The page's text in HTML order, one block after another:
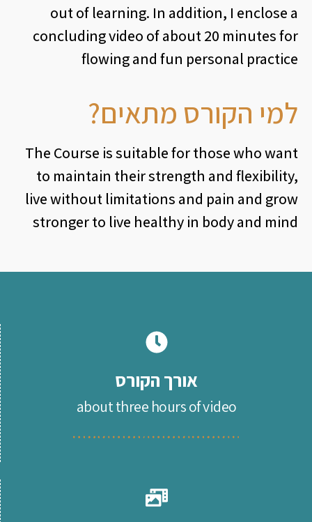
אורך הקורס
about three hours of video
out of learning. In addition, I enclose a
concluding video of about 20 minutes for
flowing and fun personal practice
למי הקורס מתאים?
The Course is suitable for those who want
to maintain their strength and flexibility,
live without limitations and pain and grow
stronger to live healthy in body and mind